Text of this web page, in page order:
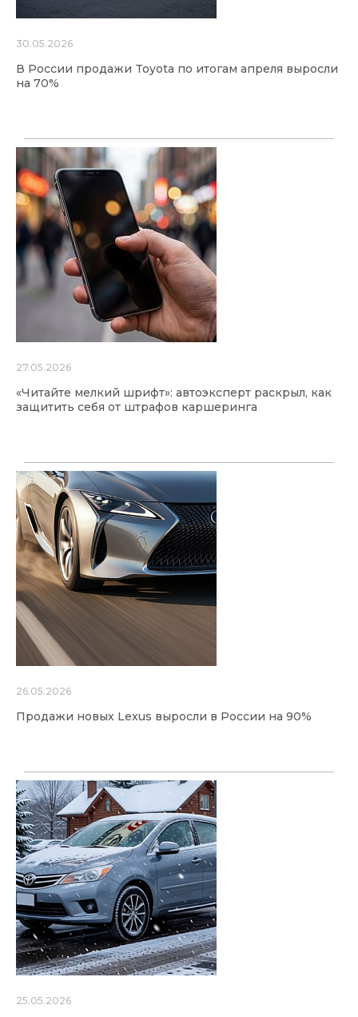
30.05.2026
В России продажи Toyota по итогам апреля выросли
на 70%
27.05.2026
«Читайте мелкий шрифт»: автоэксперт раскрыл, как
защитить себя от штрафов каршеринга
26.05.2026
Продажи новых Lexus выросли в России на 90%
25.05.2026